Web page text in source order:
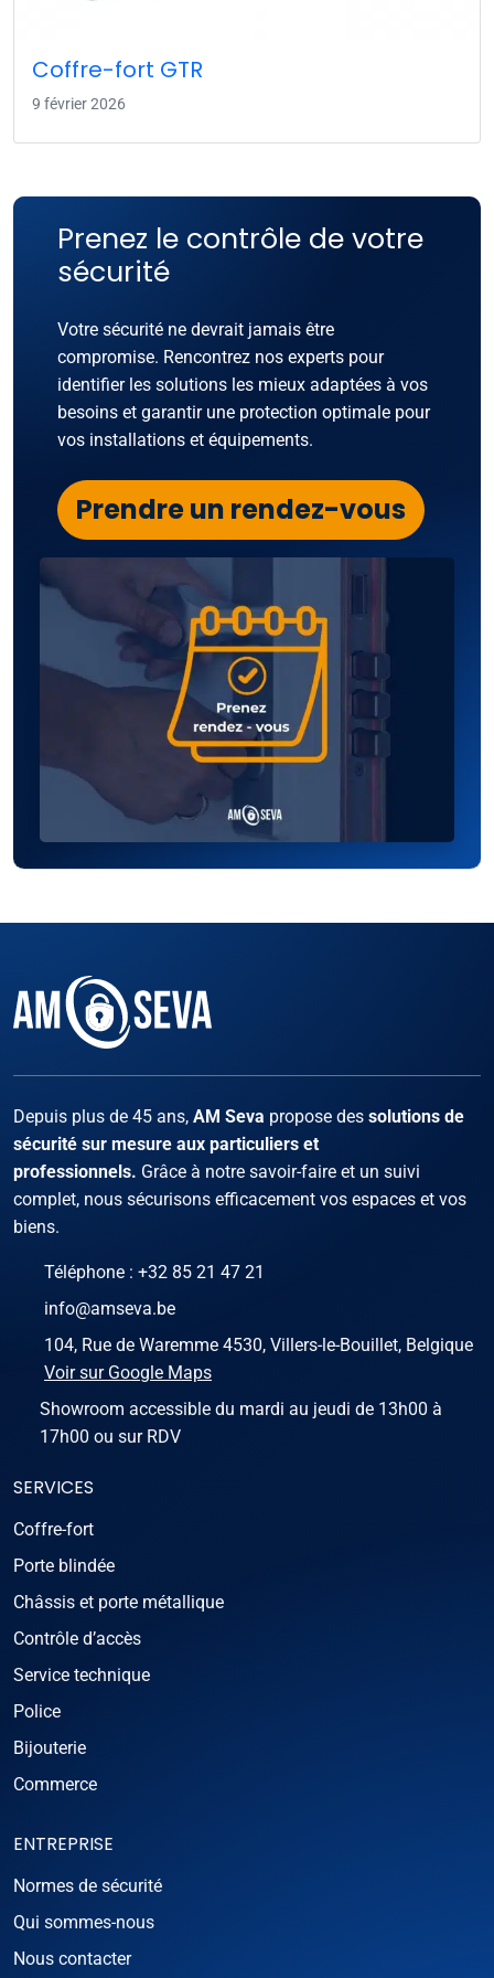
Coffre-fort GTR
9 février 2026
Prenez le contrôle de votre
sécurité
Votre sécurité ne devrait jamais être
compromise. Rencontrez nos experts pour
identifier les solutions les mieux adaptées à vos
besoins et garantir une protection optimale pour
vos installations et équipements.
Prendre un rendez-vous
Depuis plus de 45 ans, AM Seva propose des solutions de
sécurité sur mesure aux particuliers et
professionnels. Grâce à notre savoir-faire et un suivi
complet, nous sécurisons efficacement vos espaces et vos
biens.
Téléphone : +32 85 21 47 21
info@amseva.be
104, Rue de Waremme 4530, Villers-le-Bouillet, Belgique
Voir sur Google Maps
Showroom accessible du mardi au jeudi de 13h00 à
17h00 ou sur RDV
SERVICES
Coffre-fort
Porte blindée
Châssis et porte métallique
Contrôle d’accès
Service technique
Police
Bijouterie
Commerce
ENTREPRISE
Normes de sécurité
Qui sommes-nous
Nous contacter